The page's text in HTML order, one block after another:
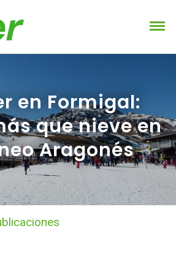
en Formigal:
que nieve en
Aragonés